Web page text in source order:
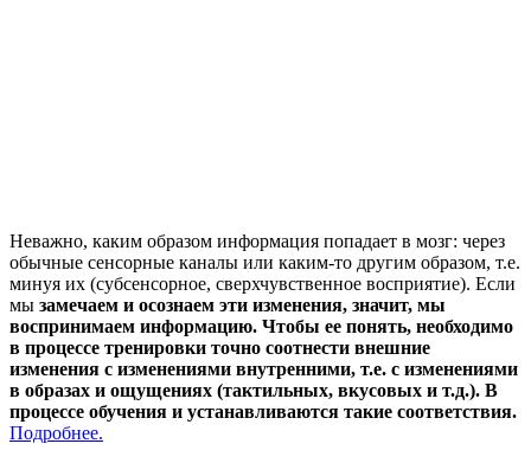
Неважно, каким образом информация попадает в мозг: через
обычные сенсорные каналы или каким-то другим образом, т.е.
минуя их (субсенсорное, сверхчувственное восприятие). Если
мы замечаем и осознаем эти изменения, значит, мы
воспринимаем информацию. Чтобы ее понять, необходимо
в процессе тренировки точно соотнести внешние
изменения с изменениями внутренними, т.е. с изменениями
в образах и ощущениях (тактильных, вкусовых и т.д.). В
процессе обучения и устанавливаются такие соответствия.
Подробнее.